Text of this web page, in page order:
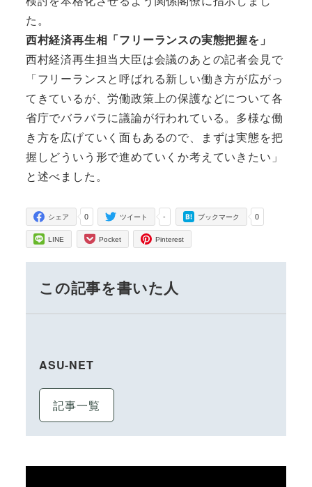
た。
西村経済再生相「フリーランスの実態把握を」
西村経済再生担当大臣は会議のあとの記者会見で
「フリーランスと呼ばれる新しい働き方が広がっ
てきているが、労働政策上の保護などについて各
省庁でバラバラに議論が行われている。多様な働
き方を広げていく面もあるので、まずは実態を把
握しどういう形で進めていくか考えていきたい」
と述べました。
0
シェア -
ツイート 0
ブックマーク
LINE Pocket Pinterest
この記事を書いた人
ASU-NET
記事一覧